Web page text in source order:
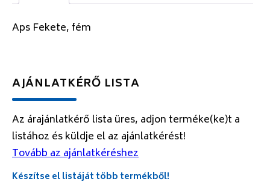
Aps Fekete, fém
AJÁNLATKÉRŐ LISTA
Az árajánlatkérő lista üres, adjon terméke(ke)t a
listához és küldje el az ajánlatkérést!
Tovább az ajánlatkéréshez
Készítse el listáját több termékből!